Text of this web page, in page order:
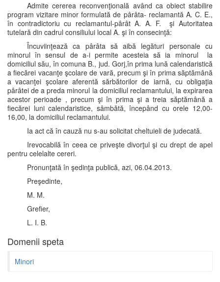
Admite cererea reconvenţională având ca obiect stabilire
program vizitare minor formulată de pârâta- reclamantă A. C. E.,
în contradictoriu cu reclamantul-pârât A. A. F. şi Autoritatea
tutelară din cadrul consiliului local A. şi în consecinţă:
Încuviinţează ca pârâta să aibă legături personale cu
minorul în sensul de a-i permite acesteia să ia minorul la
domiciliul său, în comuna B., jud. Gorj,în prima lună calendaristică
a fiecărei vacanţe şcolare de vară, precum şi în prima săptămână
a vacanţei şcolare aferentă sărbătorilor de iarnă, cu obligaţia
pârâtei de a preda minorul la domiciliul reclamantului, la expirarea
acestor perioade , precum şi în prima şi a treia săptămână a
fiecărei luni calendaristice, sâmbătă, începând cu orele 12,00-
16,00, la domiciliul reclamantului.
Ia act că în cauză nu s-au solicitat cheltuieli de judecată.
Irevocabilă în ceea ce priveşte divorţul şi cu drept de apel
pentru celelalte cereri.
Pronunţată în şedinţa publică, azi, 06.04.2013.
Preşedinte,
M. M.
Grefier,
L. I. B.
Domenii speta
Minori